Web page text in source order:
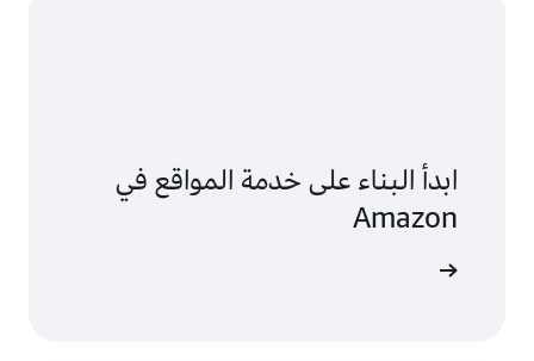
ابدأ البناء على خدمة المواقع في
Amazon